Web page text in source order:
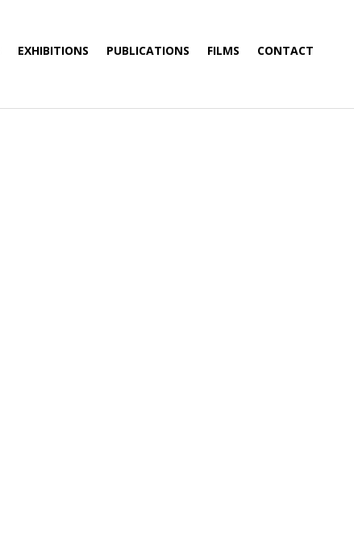
EXHIBITIONS PUBLICATIONS FILMS CONTACT